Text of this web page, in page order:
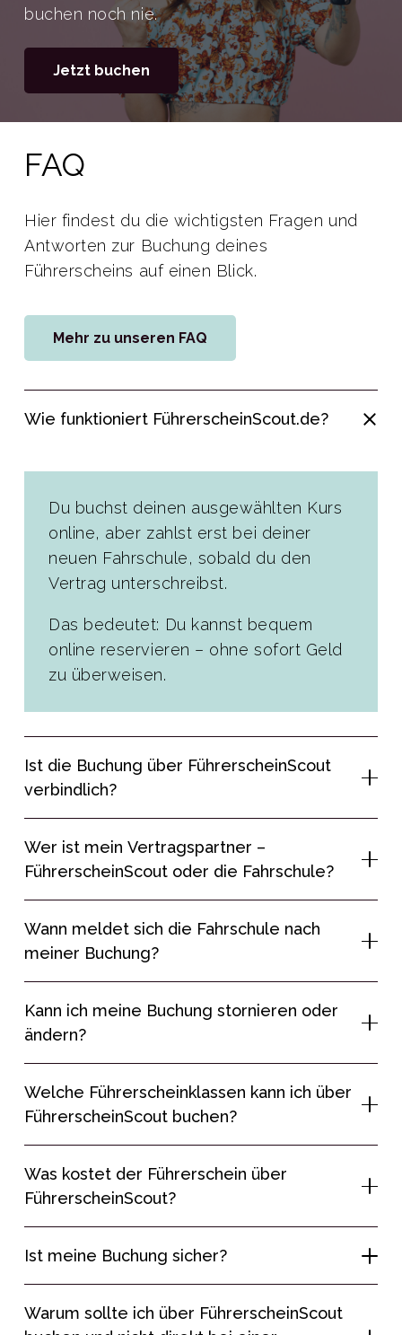
buchen noch nie.
Jetzt buchen
FAQ
Hier findest du die wichtigsten Fragen und
Antworten zur Buchung deines
Führerscheins auf einen Blick.
Mehr zu unseren FAQ
Wie funktioniert FührerscheinScout.de?
Du buchst deinen ausgewählten Kurs
online, aber zahlst erst bei deiner
neuen Fahrschule, sobald du den
Vertrag unterschreibst.
Das bedeutet: Du kannst bequem
online reservieren – ohne sofort Geld
zu überweisen.
Ist die Buchung über FührerscheinScout
verbindlich?
Wer ist mein Vertragspartner –
FührerscheinScout oder die Fahrschule?
Wann meldet sich die Fahrschule nach
meiner Buchung?
Kann ich meine Buchung stornieren oder
ändern?
Welche Führerscheinklassen kann ich über
FührerscheinScout buchen?
Was kostet der Führerschein über
FührerscheinScout?
Ist meine Buchung sicher?
Warum sollte ich über FührerscheinScout